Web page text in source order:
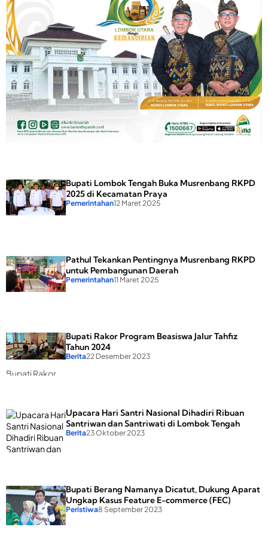
RKPD 2025 di
Kecamatan
Praya
Bupati Lombok Tengah Buka Musrenbang RKPD
2025 di Kecamatan Praya
Pemerintahan12 Maret 2025
Musrenbang
RKPD untuk
Pembangunan
Daerah
Pathul Tekankan Pentingnya Musrenbang RKPD
untuk Pembangunan Daerah
Pemerintahan11 Maret 2025
Bupati Rakor
Tahfiz Tahun
2024
Bupati Rakor Program Beasiswa Jalur Tahfiz
Tahun 2024
Berita22 Desember 2023
Upacara Hari
Santri Nasional
Dihadiri Ribuan
Upacara Hari Santri Nasional Dihadiri Ribuan
Santriwan dan Santriwati di Lombok Tengah
Berita23 Oktober 2023
Bupati Berang Namanya Dicatut, Dukung Aparat
Ungkap Kasus Feature E-commerce (FEC)
Peristiwa8 September 2023